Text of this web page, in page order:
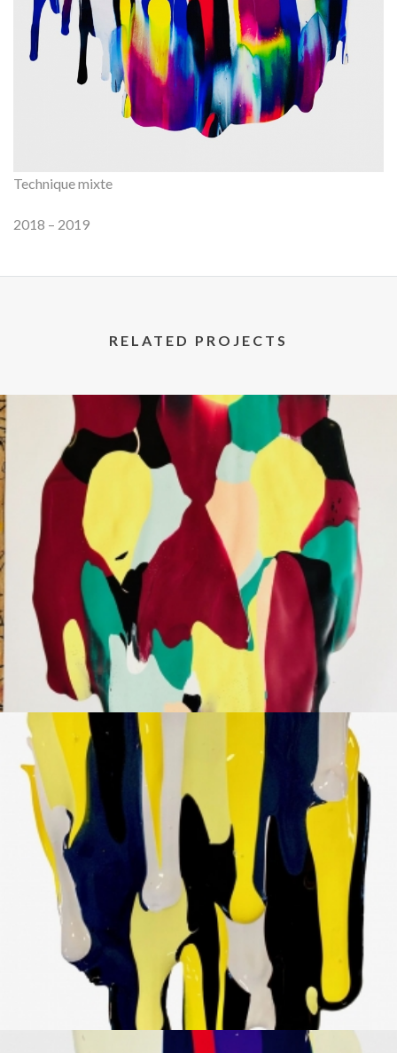
Technique mixte
2018 – 2019
RELATED PROJECTS